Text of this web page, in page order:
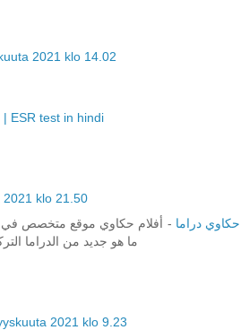
2021 klo 14.02
ESR test in hindi
2021 klo 21.50
حكاوي دراما - أفلام حكاوي موقع متخصص في
ما هو جديد من الدراما
2021 klo 9.23